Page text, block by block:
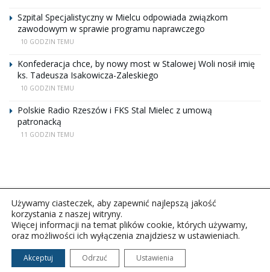
Szpital Specjalistyczny w Mielcu odpowiada związkom
zawodowym w sprawie programu naprawczego
10 GODZIN TEMU
Konfederacja chce, by nowy most w Stalowej Woli nosił imię
ks. Tadeusza Isakowicza-Zaleskiego
10 GODZIN TEMU
Polskie Radio Rzeszów i FKS Stal Mielec z umową
patronacką
11 GODZIN TEMU
Copyright © 2026Polskie Radio Rzeszów S.A. w likwidacj.
Wszelkie prawa zastrzeżone.
Używamy ciasteczek, aby zapewnić najlepszą jakość
korzystania z naszej witryny.
Więcej informacji na temat plików cookie, których używamy,
oraz możliwości ich wyłączenia znajdziesz w ustawieniach.
Akceptuj Odrzuć Ustawienia